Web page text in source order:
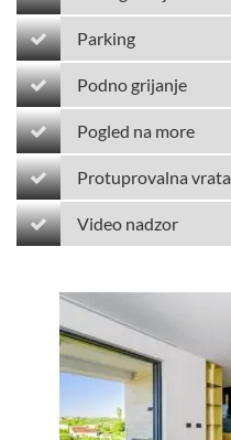
Parking
Podno grijanje
Pogled na more
Protuprovalna vrata
Video nadzor